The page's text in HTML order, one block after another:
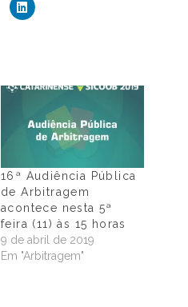
16ª Audiência Pública
de Arbitragem
acontece nesta 5ª
feira (11) às 15 horas
9 de abril de 2019
Em "Arbitragem"